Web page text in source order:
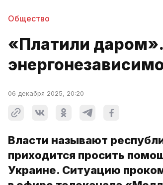
Общество
«Платили
06 декабря 2025, 20:20
Власти называют
приходится просить
Украине. Ситуацию